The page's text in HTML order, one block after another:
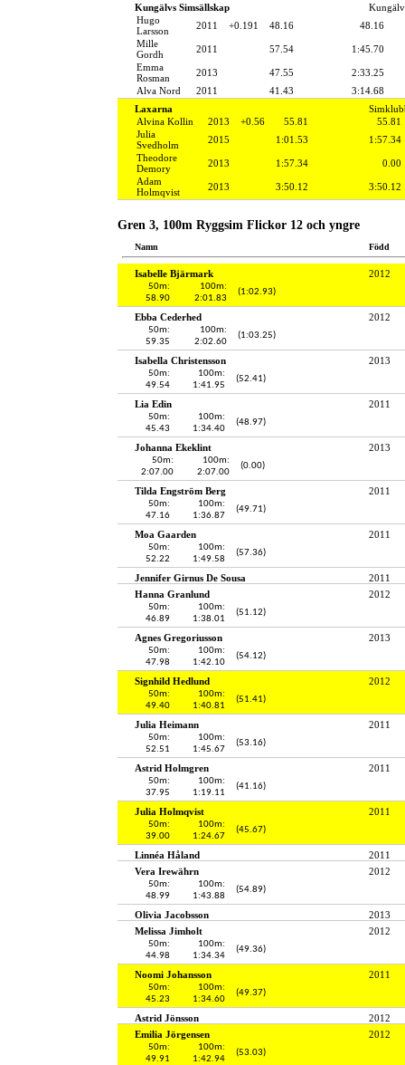
Kungälvs Simsällskap
Hugo
Larsson
2011 +0.191 48.16
48.16
Mille
Gordh
2011 57.54
1:45.70
Emma
Rosman
2013 47.55
2:33.25
Alva Nord
2011 41.43
3:14.68
Laxarna
Alvina Kollin
2013 +0.56 55.81
55.81
Julia
Svedholm
2015 1:01.53
1:57.34
Theodore
Demory
2013 1:57.34
0.00
Adam
Holmqvist
2013 3:50.12 3:50.12
Gren 3, 100m Ryggsim Flickor 12 och yngre
Namn Född
Isabelle Bjärmark 2012
50m:
58.90
100m:
2:01.83
(1:02.93)
Ebba Cederhed 2012
50m:
59.35
100m:
2:02.60
(1:03.25)
Isabella Christensson 2013
50m:
49.54
100m:
1:41.95
(52.41)
Lia Edin 2011
50m:
45.43
100m:
1:34.40
(48.97)
Johanna Ekeklint 2013
50m:
2:07.00
100m:
2:07.00
(0.00)
Tilda Engström Berg 2011
50m:
47.16
100m:
1:36.87
(49.71)
Moa Gaarden 2011
50m:
52.22
100m:
1:49.58
(57.36)
Jennifer Girnus De Sousa
2011
Hanna Granlund
2012
50m:
46.89
100m:
1:38.01
(51.12)
Agnes Gregoriusson 2013
50m:
47.98
100m:
1:42.10
(54.12)
Signhild Hedlund 2012
50m:
49.40
100m:
1:40.81
(51.41)
Julia Heimann 2011
50m:
52.51
100m:
1:45.67
(53.16)
Astrid Holmgren 2011
50m:
37.95
100m:
1:19.11
(41.16)
Julia Holmqvist 2011
50m:
39.00
100m:
1:24.67
(45.67)
Linnéa Håland
2011
Vera Irewährn
2012
50m:
48.99
100m:
1:43.88
(54.89)
Olivia Jacobsson
2013
Melissa Jimholt
2012
50m:
44.98
100m:
1:34.34
(49.36)
Noomi Johansson 2011
50m:
45.23
100m:
1:34.60
(49.37)
Astrid Jönsson
2012
Emilia Jörgensen
2012
50m:
49.91
100m:
1:42.94
(53.03)